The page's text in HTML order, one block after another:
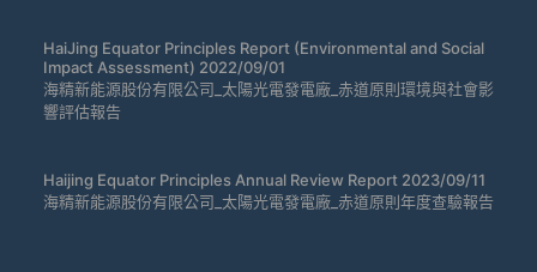
HaiJing Equator Principles Report (Environmental and Social
Impact Assessment) 2022/09/01
海精新能源股份有限公司_太陽光電發電廠_赤道原則環境與社會影
響評估報告
Haijing Equator Principles Annual Review Report 2023/09/11
海精新能源股份有限公司_太陽光電發電廠_赤道原則年度查驗報告